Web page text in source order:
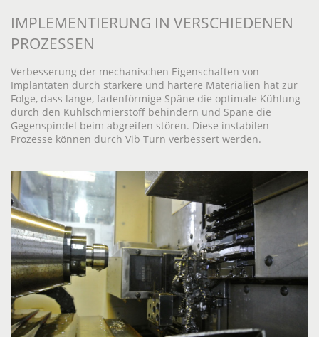
IMPLEMENTIERUNG IN VERSCHIEDENEN
PROZESSEN
Verbesserung der mechanischen Eigenschaften von
Implantaten durch stärkere und härtere Materialien hat zur
Folge, dass lange, fadenförmige Späne die optimale Kühlung
durch den Kühlschmierstoff behindern und Späne die
Gegenspindel beim abgreifen stören. Diese instabilen
Prozesse können durch Vib Turn verbessert werden.